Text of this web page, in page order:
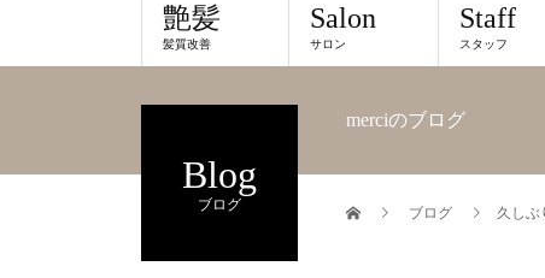
艶髪
髪質改善
Salon
サロン
Staff
スタッフ
Blog
ブログ
merciのブログ
ブログ 久しぶ